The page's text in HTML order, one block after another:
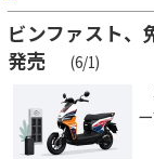
ビンファスト、
発売
(6/1)